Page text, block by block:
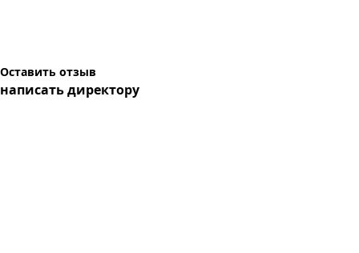
Оставить отзыв
написать директору